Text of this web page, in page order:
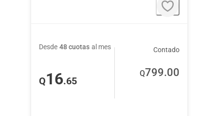
Desde 48 cuotas al mes
Q16.65
Contado
Q799.00